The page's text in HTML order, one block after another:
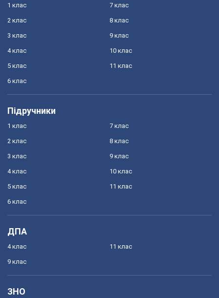
1 клас
2 клас
3 клас
4 клас
5 клас
6 клас
7 клас
8 клас
9 клас
10 клас
11 клас
Підручники
1 клас
2 клас
3 клас
4 клас
5 клас
6 клас
7 клас
8 клас
9 клас
10 клас
11 клас
ДПА
4 клас
9 клас
11 клас
ЗНО